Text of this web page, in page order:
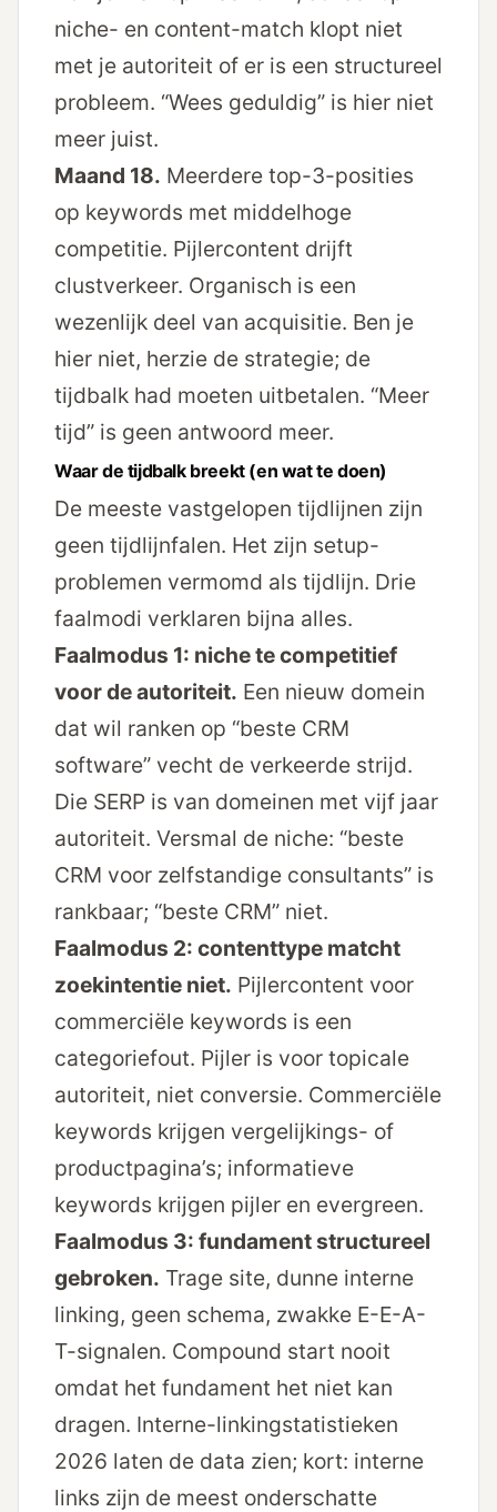
niche- en content-match klopt niet
met je autoriteit of er is een structureel
probleem. “Wees geduldig” is hier niet
meer juist.
Maand 18. Meerdere top-3-posities
op keywords met middelhoge
competitie. Pijlercontent drijft
clustverkeer. Organisch is een
wezenlijk deel van acquisitie. Ben je
hier niet, herzie de strategie; de
tijdbalk had moeten uitbetalen. “Meer
tijd” is geen antwoord meer.
Waar de tijdbalk breekt (en wat te doen)
De meeste vastgelopen tijdlijnen zijn
geen tijdlijn­falen. Het zijn setup-
problemen vermomd als tijdlijn. Drie
faal­modi verklaren bijna alles.
Faalmodus 1: niche te competitief
voor de autoriteit. Een nieuw domein
dat wil ranken op “beste CRM
software” vecht de verkeerde strijd.
Die SERP is van domeinen met vijf jaar
autoriteit. Versmal de niche: “beste
CRM voor zelfstandige consultants” is
rankbaar; “beste CRM” niet.
Faalmodus 2: contenttype matcht
zoekintentie niet. Pijlercontent voor
commerciële keywords is een
categoriefout. Pijler is voor topicale
autoriteit, niet conversie. Commerciële
keywords krijgen vergelijkings- of
productpagina’s; informatieve
keywords krijgen pijler en evergreen.
Faalmodus 3: fundament structureel
gebroken. Trage site, dunne interne
linking, geen schema, zwakke E-E-A-
T-signalen. Compound start nooit
omdat het fundament het niet kan
dragen. Interne-linking­statistieken
2026 laten de data zien; kort: interne
links zijn de meest onderschatte